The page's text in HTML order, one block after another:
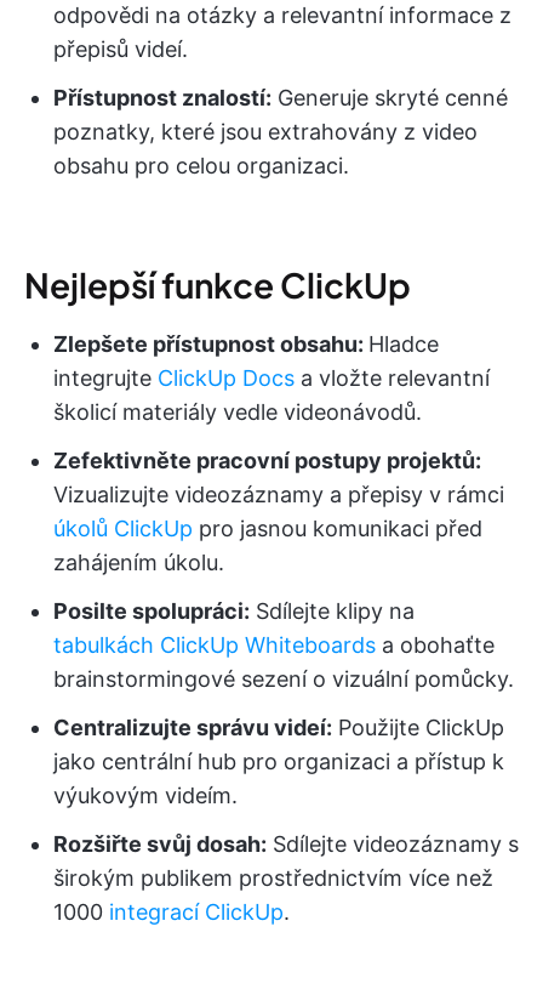
odpovědi na otázky a relevantní informace z
přepisů videí.
Přístupnost znalostí: Generuje skryté cenné
poznatky, které jsou extrahovány z video
obsahu pro celou organizaci.
Nejlepší funkce ClickUp
Zlepšete přístupnost obsahu: Hladce
integrujte ClickUp Docs a vložte relevantní
školicí materiály vedle videonávodů.
Zefektivněte pracovní postupy projektů:
Vizualizujte videozáznamy a přepisy v rámci
úkolů ClickUp pro jasnou komunikaci před
zahájením úkolu.
Posilte spolupráci: Sdílejte klipy na
tabulkách ClickUp Whiteboards a obohaťte
brainstormingové sezení o vizuální pomůcky.
Centralizujte správu videí: Použijte ClickUp
jako centrální hub pro organizaci a přístup k
výukovým videím.
Rozšiřte svůj dosah: Sdílejte videozáznamy s
širokým publikem prostřednictvím více než
1000 integrací ClickUp.